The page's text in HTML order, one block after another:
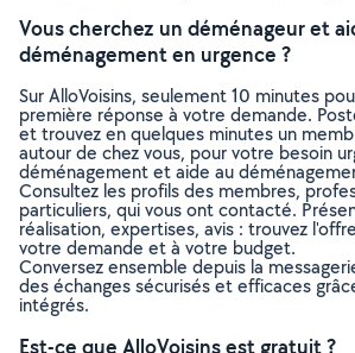
Vous cherchez un déménageur et
déménagement en urgence ?
Sur AlloVoisins, seulement 10 minutes
première réponse à votre demande.
et trouvez en quelques minutes un
autour de chez vous, pour votre besoin
déménagement et aide au
Consultez les profils des membres,
particuliers, qui vous ont contacté.
réalisation, expertises, avis : trouvez
votre demande et à votre budget.
Conversez ensemble depuis la
des échanges sécurisés et efficaces
intégrés.
Est-ce que AlloVoisins est gratuit ?